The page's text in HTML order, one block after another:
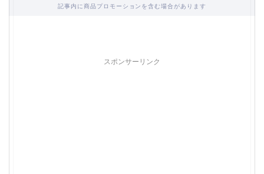
記事内に商品プロモーションを含む場合があります
スポンサーリンク